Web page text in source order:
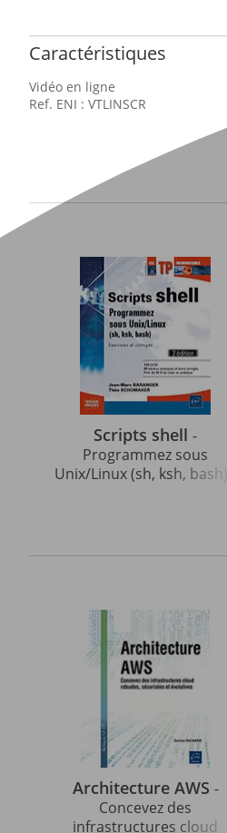
Caractéristiques
Vidéo en ligne
Ref. ENI : VTLINSCR
Scripts shell -
Programmez sous
Unix/Linux (sh, ksh, bash) -
Architecture AWS -
Concevez des
infrastructures cloud